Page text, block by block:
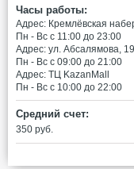
Часы работы:
Адрес: Кремлёвская
Пн - Вс c 11:00 до 23:00
Адрес: ул. Абсалямова, 19
Пн - Вс c 09:00 до 21:00
Адрес: ТЦ KazanMall
Пн - Вс c 10:00 до 22:00
Средний счет:
350 руб.